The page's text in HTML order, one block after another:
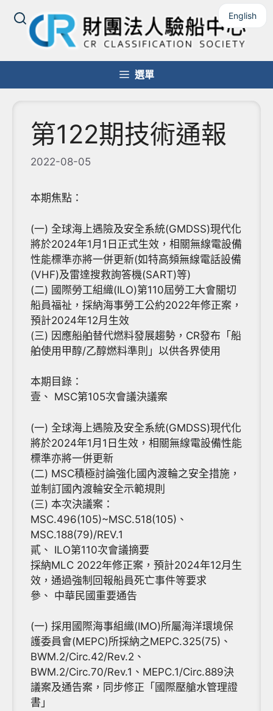
容
English
選單
第122期技術通報
2022-08-05
本期焦點：
(一) 全球海上遇險及安全系統(GMDSS)現代化
將於2024年1月1日正式生效，相關無線電設備
性能標準亦將一併更新(如特高頻無線電話設備
(VHF)及雷達搜救詢答機(SART)等)
(二) 國際勞工組織(ILO)第110屆勞工大會關切
船員福祉，採納海事勞工公約2022年修正案，
預計2024年12月生效
(三) 因應船舶替代燃料發展趨勢，CR發布「船
舶使用甲醇/乙醇燃料準則」以供各界使用
本期目錄：
壹、 MSC第105次會議決議案
(一) 全球海上遇險及安全系統(GMDSS)現代化
將於2024年1月1日生效，相關無線電設備性能
標準亦將一併更新
(二) MSC積極討論強化國內渡輪之安全措施，
並制訂國內渡輪安全示範規則
(三) 本次決議案：
MSC.496(105)~MSC.518(105)、
MSC.188(79)/REV.1
貳、 ILO第110次會議摘要
採納MLC 2022年修正案，預計2024年12月生
效，通過強制回報船員死亡事件等要求
參、 中華民國重要通告
(一) 採用國際海事組織(IMO)所屬海洋環境保
護委員會(MEPC)所採納之MEPC.325(75)、
BWM.2/Circ.42/Rev.2、
BWM.2/Circ.70/Rev.1、MEPC.1/Circ.889決
議案及通告案，同步修正「國際壓艙水管理證
書」